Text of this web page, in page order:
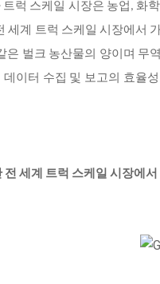
럭 스케일 시장은 농업, 화
세계 트럭 스케일 시장에서
은 벌크 농산물의 양이며 무
이터 수집 및 보고의 효율
전 세계 트럭 스케일 시장에